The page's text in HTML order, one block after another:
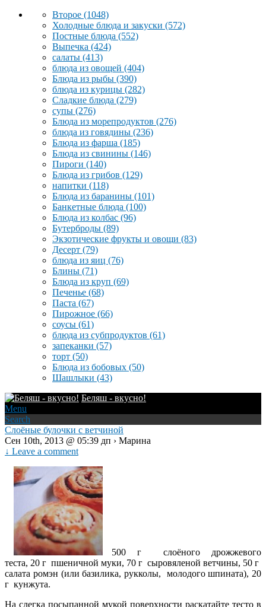
Второе (1048)
Холодные блюда и закуски (572)
Постные блюда (552)
Выпечка (424)
салаты (413)
блюда из овощей (404)
Блюда из рыбы (390)
блюда из курицы (282)
Сладкие блюда (279)
супы (276)
Блюда из морепродуктов (276)
блюда из говядины (236)
Блюда из фарша (185)
Блюда из свинины (146)
Пироги (140)
Блюда из грибов (129)
напитки (118)
Блюда из баранины (101)
Банкетные блюда (100)
Блюда из колбас (96)
Бутерброды (89)
Экзотические фрукты и овощи (83)
Десерт (79)
блюда из яиц (76)
Блины (71)
Блюда из круп (69)
Печенье (68)
Паста (67)
Пирожное (66)
соусы (61)
блюда из субпродуктов (61)
запеканки (57)
торт (50)
Блюда из бобовых (50)
Шашлыки (43)
Беляш - вкусно!
Menu
Search
Слоёные булочки с ветчиной
Сен 10th, 2013 @ 05:39 дп › Марина
↓ Leave a comment
500 г слоёного дрожжевого
теста, 20 г пшеничной муки, 70 г сыровяленой ветчины, 50 г
салата ромэн (или базилика, рукколы, молодого шпината), 20
г кунжута.
На слегка посыпанной мукой поверхности раскатайте тесто в